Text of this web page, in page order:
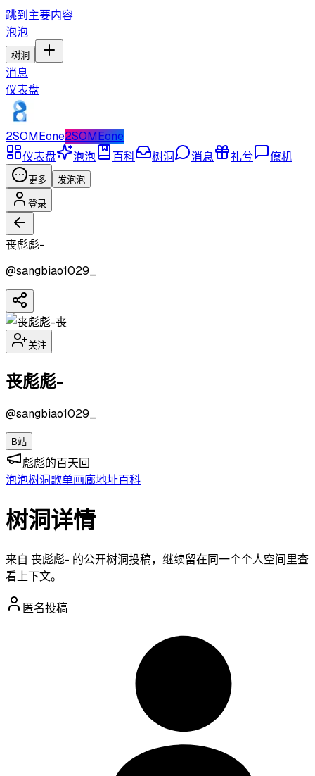
跳到主要内容
泡泡
树洞
消息
仪表盘
2SOMEone2SOMEone
仪表盘
泡泡 百科 树洞 消息 礼兮 僚机
更多 发泡泡
登录
丧彪彪-
@sangbiao1029_
丧
关注
丧彪彪-
@sangbiao1029_
B站
彪彪的百天回
泡泡树洞歌单画廊地址百科
树洞详情
来自 丧彪彪- 的公开树洞投稿，继续留在同一个个人空间里查
看上下文。
匿名投稿